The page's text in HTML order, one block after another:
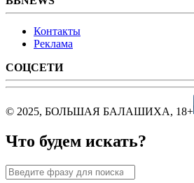
Контакты
Реклама
СОЦСЕТИ
© 2025, БОЛЬШАЯ БАЛАШИХА, 18+
Что будем искать?